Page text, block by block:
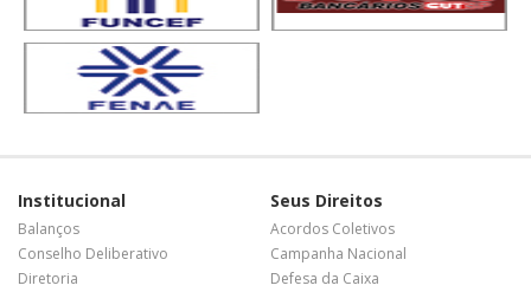
Institucional
Balanços
Conselho Deliberativo
Diretoria
Seus Direitos
Acordos Coletivos
Campanha Nacional
Defesa da Caixa